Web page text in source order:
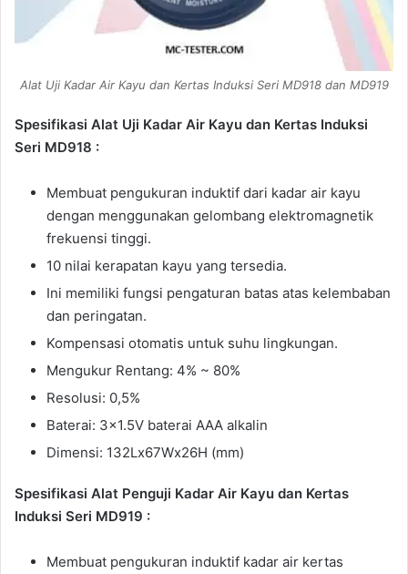
Alat Uji Kadar Air Kayu dan Kertas Induksi Seri MD918 dan MD919
Spesifikasi Alat Uji Kadar Air Kayu dan Kertas Induksi
Seri MD918 :
Membuat pengukuran induktif dari kadar air kayu
dengan menggunakan gelombang elektromagnetik
frekuensi tinggi.
10 nilai kerapatan kayu yang tersedia.
Ini memiliki fungsi pengaturan batas atas kelembaban
dan peringatan.
Kompensasi otomatis untuk suhu lingkungan.
Mengukur Rentang: 4% ~ 80%
Resolusi: 0,5%
Baterai: 3×1.5V baterai AAA alkalin
Dimensi: 132Lx67Wx26H (mm)
Spesifikasi Alat Penguji Kadar Air Kayu dan Kertas
Induksi Seri MD919 :
Membuat pengukuran induktif kadar air kertas